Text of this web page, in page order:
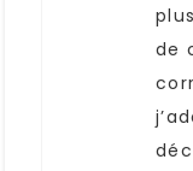
de